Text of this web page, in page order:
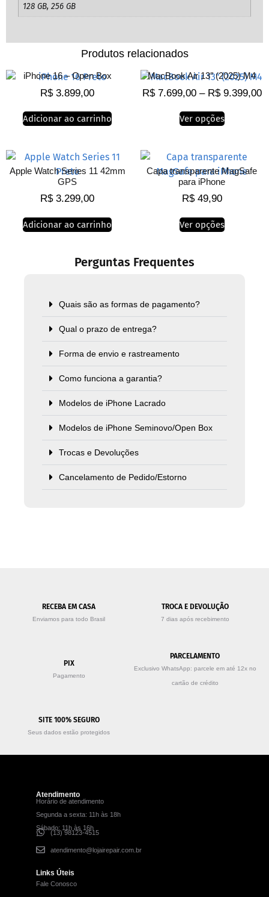
128 GB, 256 GB
Produtos relacionados
iPhone 16 – Open Box
R$3.899,00
Adicionar ao carrinho
MacBook Air 13″ (2025) M4
R$7.699,00 – R$9.399,00
Ver opções
Apple Watch Series 11 42mm
GPS
R$3.299,00
Adicionar ao carrinho
Capa transparente MagSafe
para iPhone
R$49,90
Ver opções
Perguntas Frequentes
Quais são as formas de pagamento?
Qual o prazo de entrega?
Forma de envio e rastreamento
Como funciona a garantia?
Modelos de iPhone Lacrado
Modelos de iPhone Seminovo/Open Box
Trocas e Devoluções
Cancelamento de Pedido/Estorno
RECEBA EM CASA
Enviamos para todo Brasil
TROCA E DEVOLUÇÃO
7 dias após recebimento
PIX
Pagamento
PARCELAMENTO
Exclusivo WhatsApp: parcele em até 12x no
cartão de crédito
SITE 100% SEGURO
Seus dados estão protegidos
Atendimento
Horário de atendimento
Segunda a sexta: 11h às 18h
Sábado: 11h às 16h
(13) 98123-4515
atendimento@lojairepair.com.br
Links Úteis
Fale Conosco